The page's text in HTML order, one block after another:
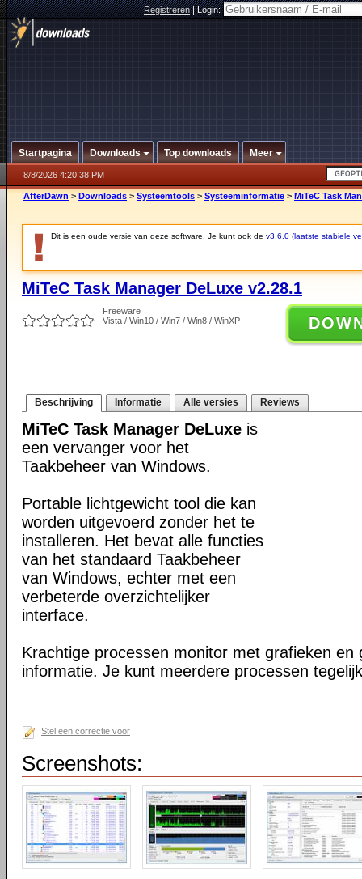
Registreren|Login:
Startpagina Downloads Top downloads Meer
8/8/2026 4:20:38 PM
AfterDawn > Downloads > Systeemtools > Systeeminformatie > MiTeC Task
Dit is een oude versie van deze software. Je kunt ook de v3.6.0 (laatste stabiele
MiTeC Task Manager DeLuxe v2.28.1
Freeware
Vista / Win10 / Win7 / Win8 / WinXP
Beschrijving Informatie Alle versies Reviews
MiTeC Task Manager DeLuxe is
een vervanger voor het
Taakbeheer van Windows.
Portable lichtgewicht tool die kan
worden uitgevoerd zonder het te
installeren. Het bevat alle functies
van het standaard Taakbeheer
van Windows, echter met een
verbeterde overzichtelijker
interface.
Krachtige processen monitor met grafieken en
informatie. Je kunt meerdere processen
Stel een correctie voor
Screenshots: